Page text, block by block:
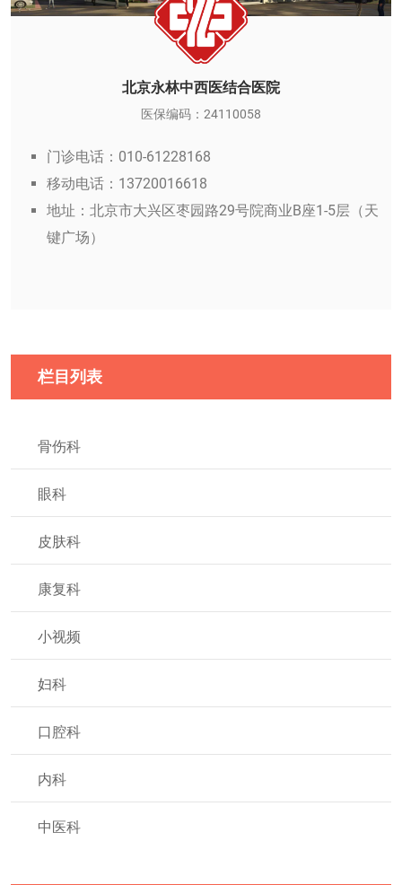
北京永林中西医结合医院
医保编码：24110058
门诊电话：010-61228168
移动电话：13720016618
地址：北京市大兴区枣园路29号院商业B座1-5层（天
键广场）
栏目列表
骨伤科
眼科
皮肤科
康复科
小视频
妇科
口腔科
内科
中医科